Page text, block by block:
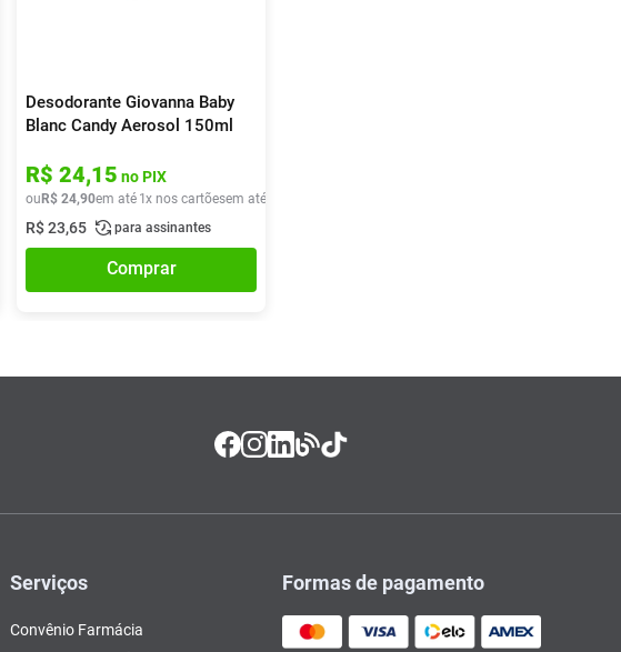
x deR$ 20,40
Desodorante Giovanna Baby
Blanc Candy Aerosol 150ml
R$ 24,15 no PIX
ouR$ 24,90em até 1x nos cartõesem até
R$23,65 para assinantes
Comprar
Serviços
Convênio Farmácia
Formas de pagamento